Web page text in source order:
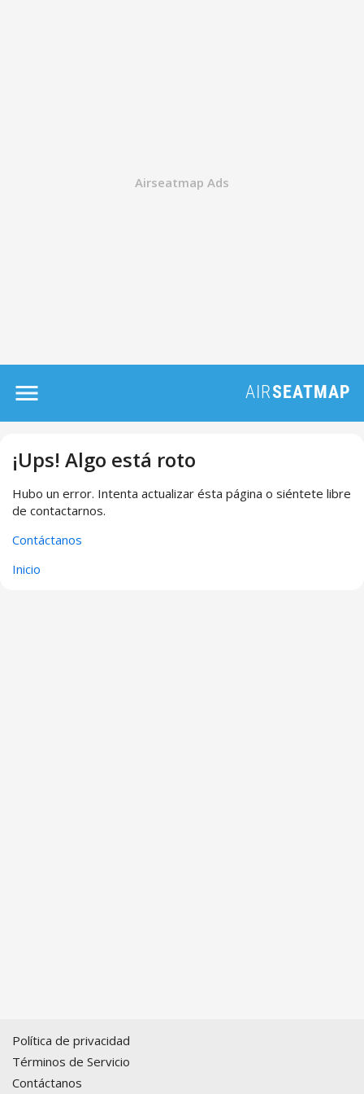
¡Ups! Algo está roto
Hubo un error. Intenta actualizar ésta página o siéntete libre
de contactarnos.
Contáctanos
Inicio
Política de privacidad
Términos de Servicio
Contáctanos